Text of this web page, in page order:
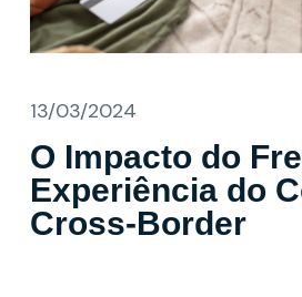
13/03/2024
O Impacto do
Experiência do
Cross-Border